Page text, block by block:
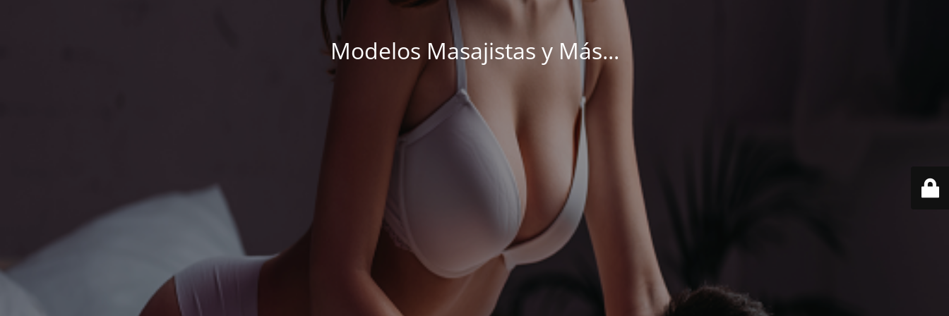
Modelos Masajistas y Más...